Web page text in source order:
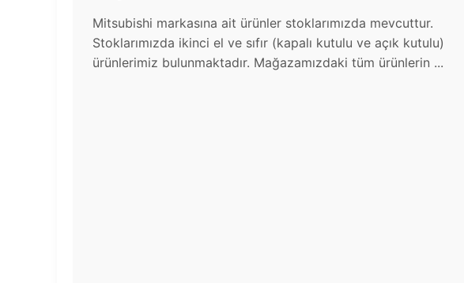
Mitsubishi markasına ait ürünler stoklarımızda mevcuttur.
Stoklarımızda ikinci el ve sıfır (kapalı kutulu ve açık kutulu)
ürünlerimiz bulunmaktadır.​ Mağazamızdaki tüm ürünlerin ...